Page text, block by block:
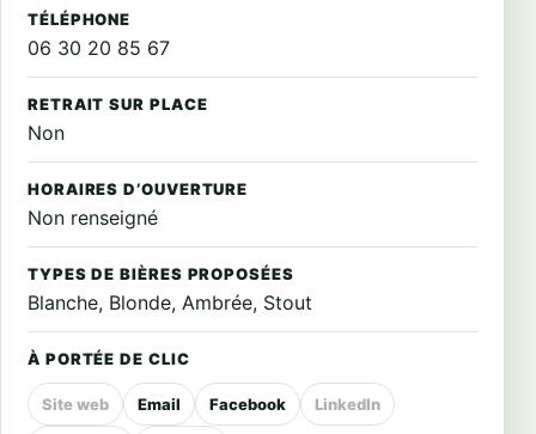
TÉLÉPHONE
06 30 20 85 67
RETRAIT SUR PLACE
Non
HORAIRES D’OUVERTURE
Non renseigné
TYPES DE BIÈRES PROPOSÉES
Blanche, Blonde, Ambrée, Stout
À PORTÉE DE CLIC
Site web Email Facebook LinkedIn